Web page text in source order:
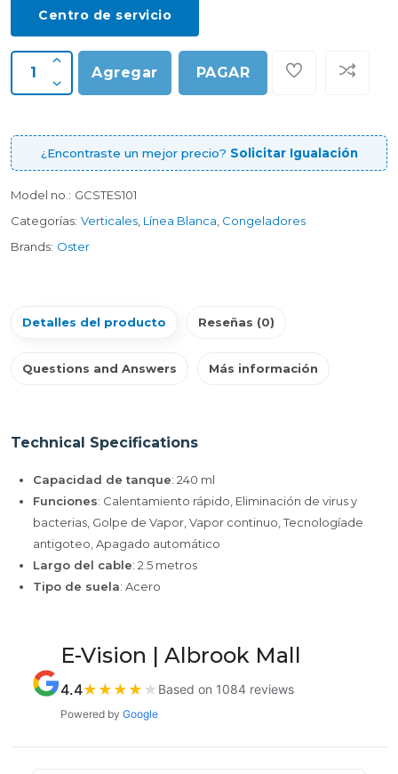
Centro de servicio
Agregar PAGAR
¿Encontraste un mejor precio? Solicitar Igualación
Model no.: GCSTES101
Categorías: Verticales Línea Blanca Congeladores
Brands: Oster
Detalles del producto Reseñas (0)
Questions and Answers Más información
Technical Specifications
Capacidad de tanque: 240 ml
Funciones: Calentamiento rápido, Eliminación de virus y
bacterias, Golpe de Vapor, Vapor continuo, Tecnologíade
antigoteo, Apagado automático
Largo del cable: 2.5 metros
Tipo de suela: Acero
E-Vision | Albrook Mall
4.4★ ★ ★ ★ ★ Based on 1084 reviews
Powered by Google